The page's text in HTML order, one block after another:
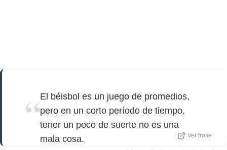
El béisbol es un juego de promedios,
pero en un corto período de tiempo,
tener un poco de suerte no es una
mala cosa.
Ver frase